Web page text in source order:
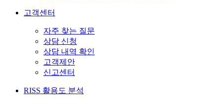
고객센터
자주 찾는 질문
상담 신청
상담 내역 확인
고객제안
신고센터
RISS 활용도 분석